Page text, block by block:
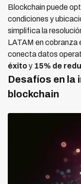
Blockchain puede
condiciones y
simplifica la
LATAM en cobranza
conecta datos
éxitoy 15% de
Desafíos en la
blockchain